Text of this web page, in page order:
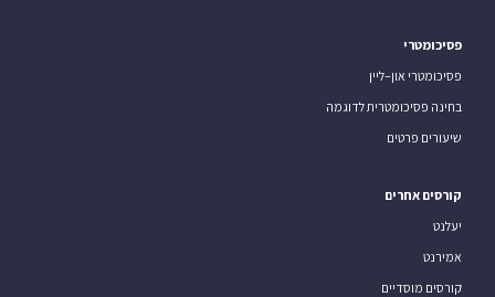
פסיכומטרי
פסיכומטרי און–ליין
בחינה פסיכומטרית לדוגמה
שיעורים פרטים
קורסים אחרים
יעלנט
אמירנט
קורסים מוסדיים